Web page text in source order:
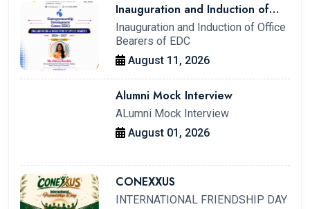
Inauguration and Induction of
Office Bearers of EDC
Inauguration and Induction of Office
Bearers of EDC
August 11, 2026
Alumni Mock Interview
ALumni Mock Interview
August 01, 2026
CONEXXUS
INTERNATIONAL FRIENDSHIP DAY